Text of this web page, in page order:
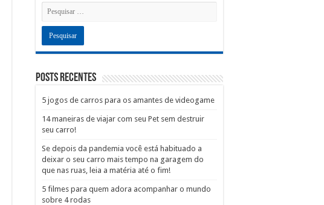
Posts recentes
5 jogos de carros para os amantes de videogame
14 maneiras de viajar com seu Pet sem destruir
seu carro!
Se depois da pandemia você está habituado a
deixar o seu carro mais tempo na garagem do
que nas ruas, leia a matéria até o fim!
5 filmes para quem adora acompanhar o mundo
sobre 4 rodas